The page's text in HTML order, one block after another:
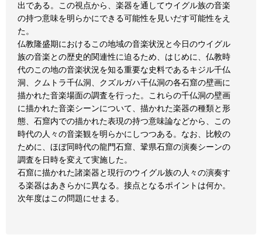
出である。この視点から、楽器を通してウイグル族の音楽
の持つ意味を明らかにできる可能性を見いだす可能性をえ
た。
仏教隆盛期におけるこの地域の音楽状況と今日のウイグル
族の音楽との歴史的関連性に迫るため、はじめに、仏教時
代のこの地の音楽状況を知る重要な史料であるキジル千仏
洞、クムトラ千仏洞、クズルガハ千仏洞の各石窟の壁画に
描かれた音楽場面の調査を行った。これらの千仏洞の壁画
に描かれた音楽シーンについて、描かれた楽器の種類と形
態、石窟内での描かれた表現の持つ意味論などから、この
時代の人々の音楽観を明らかにしつつある。なお、比較の
ために、ほぼ同時代の龍門石窟、鞏県石窟の演奏シーンの
調査を日時を変えて実施した。
石窟に描かれた諸楽器と現行のウイグル族の人々の演奏す
る楽器はあきらかに異なる。接点となるポイントは何か。
次年度はこの問題にせまる。